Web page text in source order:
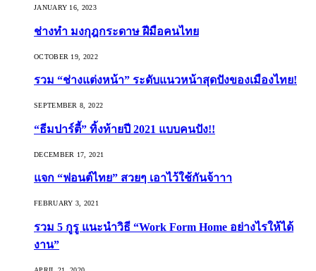
JANUARY 16, 2023
ช่างทำ มงกุฎกระดาษ ฝีมือคนไทย
OCTOBER 19, 2022
รวม “ช่างแต่งหน้า” ระดับแนวหน้าสุดปังของเมืองไทย!
SEPTEMBER 8, 2022
“ธีมปาร์ตี้” ทิ้งท้ายปี 2021 แบบคนปัง!!
DECEMBER 17, 2021
แจก “ฟอนต์ไทย” สวยๆ เอาไว้ใช้กันจ้าาา
FEBRUARY 3, 2021
รวม 5 กูรู แนะนำวิธี “Work Form Home อย่างไรให้ได้
งาน”